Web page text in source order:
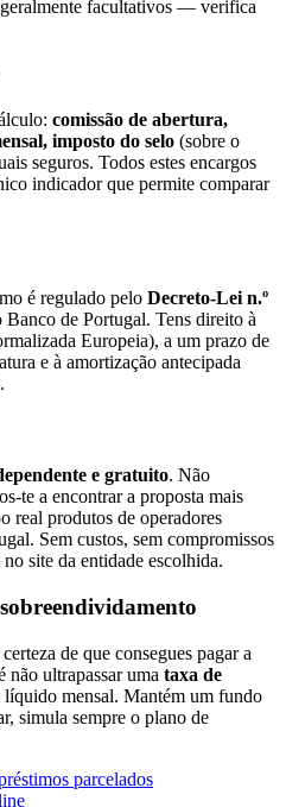
facultativos — verifica
comissão de abertura,
imposto do selo (sobre o
seguros. Todos estes encargos
indicador que permite comparar
é regulado pelo Decreto-Lei n.º
Banco de Portugal. Tens direito à
Europeia), a um prazo de
e à amortização antecipada
e gratuito. Não
te a encontrar a proposta mais
real produtos de operadores
Sem custos, sem compromissos
site da entidade escolhida.
de que consegues pagar a
não ultrapassar uma taxa de
líquido mensal. Mantém um fundo
simula sempre o plano de
parcelados